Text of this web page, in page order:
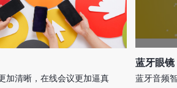
加清晰，在线会议更加逼真
蓝牙眼
蓝牙音频